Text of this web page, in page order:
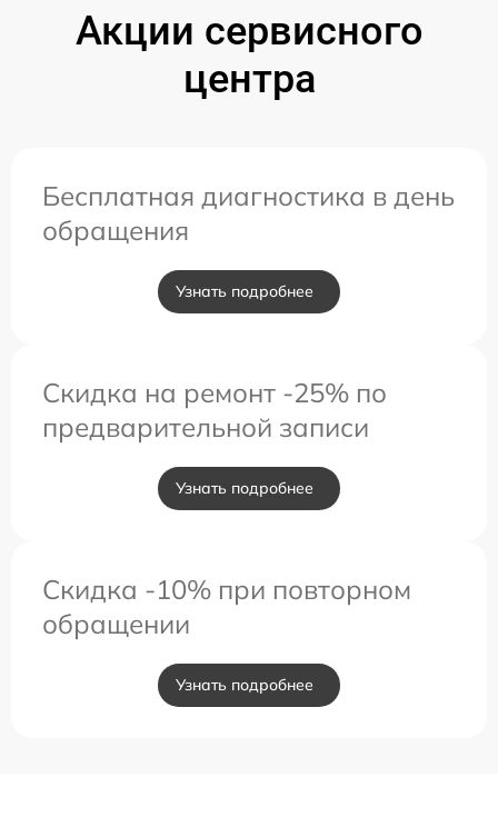
Акции сервисного
центра
Бесплатная диагностика в день
обращения
Узнать подробнее
Скидка на ремонт -25% по
предварительной записи
Узнать подробнее
Скидка -10% при повторном
обращении
Узнать подробнее